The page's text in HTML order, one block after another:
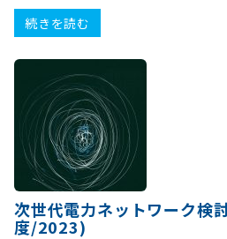
続きを読む
次世代電力ネットワーク検
度/2023)